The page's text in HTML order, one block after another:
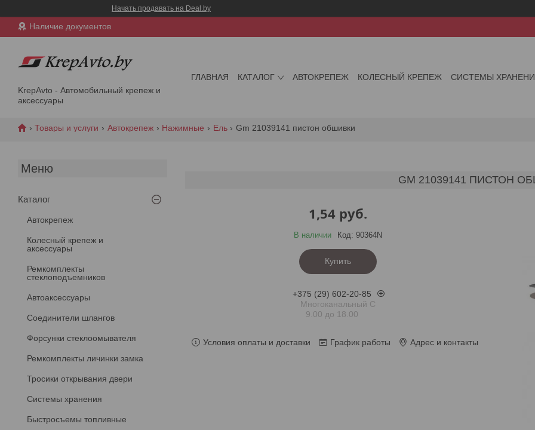
Начать продавать на Deal.by
Наличие документов
KrepAvto - Автомобильный крепеж и
аксессуары
ГЛАВНАЯ КАТАЛОГ АВТОКРЕПЕЖ КОЛЕСНЫЙ КРЕПЕЖ СИСТЕМЫ
Товары и услуги Автокрепеж Нажимные Ель Gm 21039141 пистон обшивки
Каталог
Автокрепеж
Колесный крепеж и
аксессуары
Ремкомплекты
стеклоподъемников
Автоаксессуары
Соединители шлангов
Форсунки стеклоомывателя
Ремкомплекты личинки замка
Тросики открывания двери
Системы хранения
Быстросъемы топливные
GM 21039141 ПИСТОН
1,54 руб.
В наличии Код: 90364N
Купить
+375 (29) 602-20-85
Многоканальный С
9.00 до 18.00
Условия оплаты и доставки График работы Адрес и контакты